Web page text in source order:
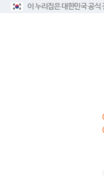
이 누리집은 대한민국 공식